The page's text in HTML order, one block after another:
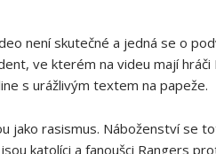
není skutečné a jedná se o
ve kterém na videu mají hráči
s urážlivým textem na papeže.
jako rasismus. Náboženství se
katolíci a fanoušci Rangers